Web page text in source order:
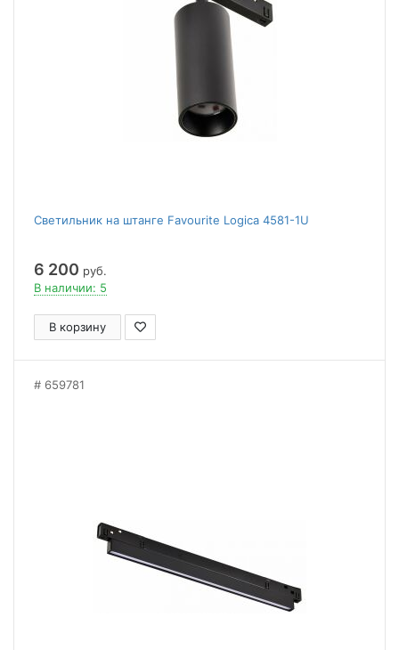
Светильник на штанге Favourite Logica 4581-1U
6 200 руб.
В наличии: 5
В корзину
659781